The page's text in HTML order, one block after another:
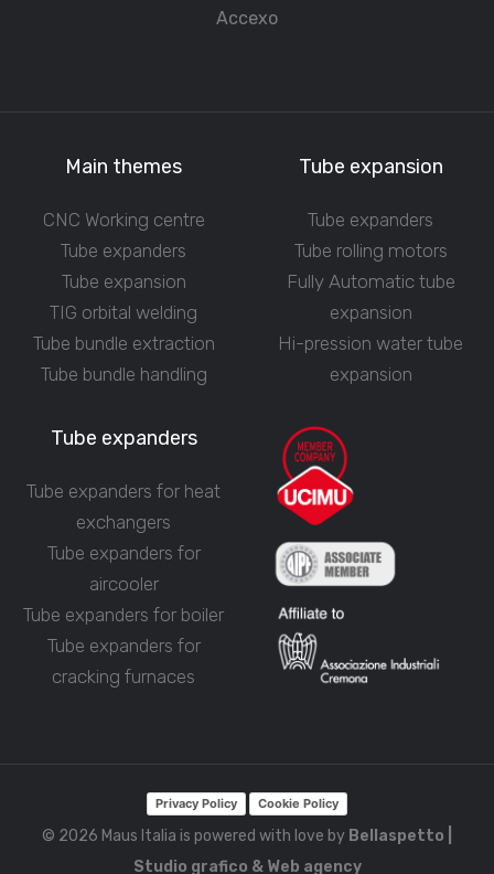
Accexo
Main themes
CNC Working centre
Tube expanders
Tube expansion
TIG orbital welding
Tube bundle extraction
Tube bundle handling
Tube expansion
Tube expanders
Tube rolling motors
Fully Automatic tube
expansion
Hi-pression water tube
expansion
Tube expanders
Tube expanders for heat
exchangers
Tube expanders for
aircooler
Tube expanders for boiler
Tube expanders for
cracking furnaces
© 2026 Maus Italia is powered with love by Bellaspetto |
Studio grafico & Web agency
Privacy Policy Cookie Policy